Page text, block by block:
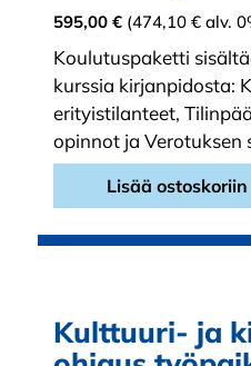
595,00 € (474,10 € alv.
Koulutuspaketti
kurssia kirjanpidosta:
erityistilanteet,
opinnot ja
Lisää ostoskoriin
Kulttuuri- ja